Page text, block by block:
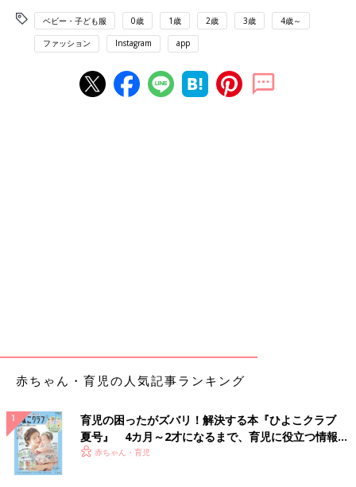
家族みんなでモノトーンとラインを合わせた、仲良
しコーデ！
ベビー・子ども服 0歳 1歳 2歳 3歳 4歳～
ファッション Instagram app
赤ちゃん・育児の人気記事ランキング
育児の困ったがズバリ！解決する本『ひよこクラブ
夏号』 4カ月～2才になるまで、育児に役立つ情報が
いっぱい！
赤ちゃん・育児